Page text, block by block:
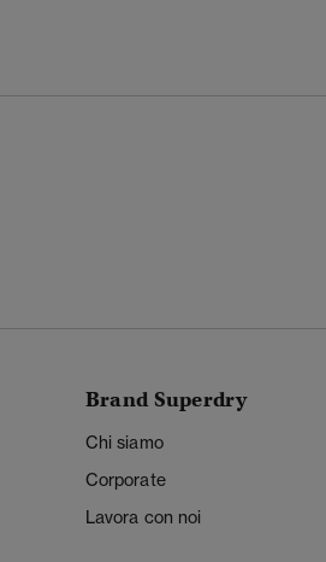
Brand Superdry
Chi siamo
Corporate
Lavora con noi